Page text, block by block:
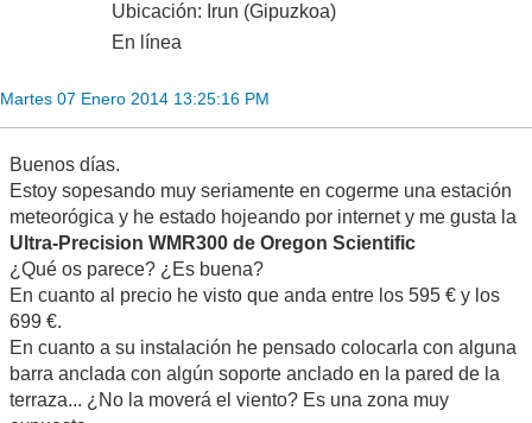
Ubicación: Irun (Gipuzkoa)
En línea
Martes 07 Enero 2014 13:25:16 PM
Buenos días.
Estoy sopesando muy seriamente en cogerme una estación
meteorógica y he estado hojeando por internet y me gusta la
Ultra-Precision WMR300 de Oregon Scientific
¿Qué os parece? ¿Es buena?
En cuanto al precio he visto que anda entre los 595 € y los
699 €.
En cuanto a su instalación he pensado colocarla con alguna
barra anclada con algún soporte anclado en la pared de la
terraza... ¿No la moverá el viento? Es una zona muy